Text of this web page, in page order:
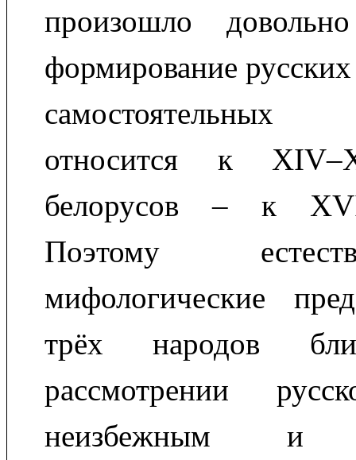
произошло
формирование
самостоятельных
относится к
белорусов – к
Поэтому
мифологические
трёх народов
рассмотрении
неизбежным и